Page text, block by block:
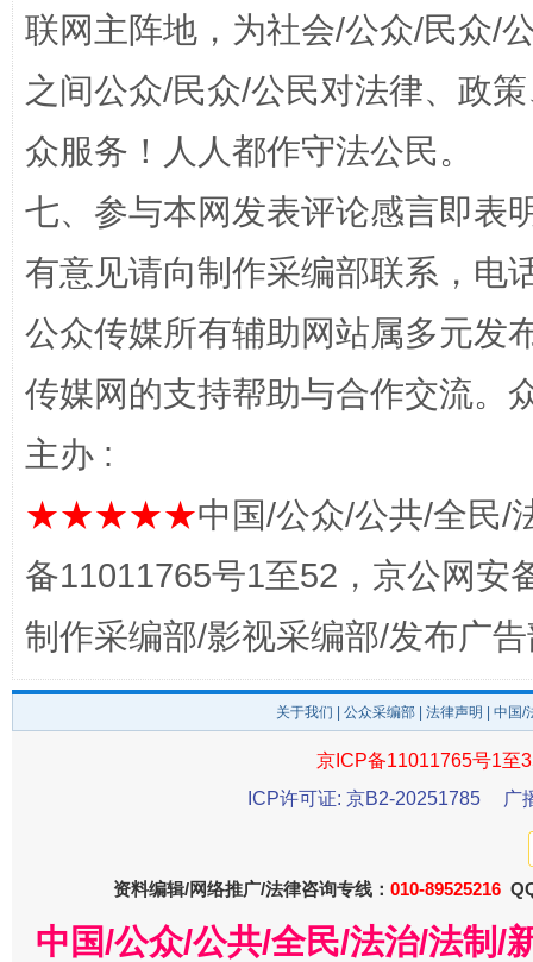
“蜀中异人”王建安的艺术幻境
东山县通报“牛蛙产品抗生素超标问题” 法
联网主阵地，为社会/公众/民众/
之间公众/民众/公民对法律、政
众服务！人人都作守法公民。
七、参与本网发表评论感言即表
有意见请向制作采编部联系，电
公众传媒所有辅助网站属多元发
传媒网的支持帮助与合作交流。
主办 :
★★★★★中国/公众/公共/全民/
备11011765号1至52，京公网安
制作采编部/影视采编部/发布广
关于我们 公众采编部 法律声明 | 中国
京ICP备11011765号1至
ICP许可证: 京B2-20251785
广
资料编辑/网络推广/法律咨询专线： 010-89525216
中国/公众/公共/全民/法治/法制/